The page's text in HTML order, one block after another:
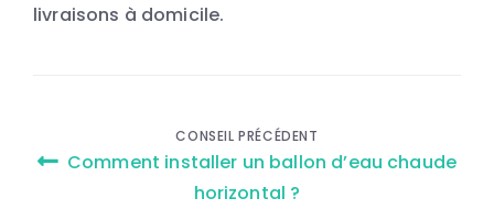
livraisons à domicile.
NavigationCONSEIL PRÉCÉDENT
Comment installer un ballon d’eau chaude
horizontal ?